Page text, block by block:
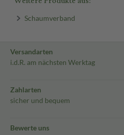
Schaumverband
Versandarten
i.d.R. am nächsten Werktag
Zahlarten
sicher und bequem
Bewerte uns